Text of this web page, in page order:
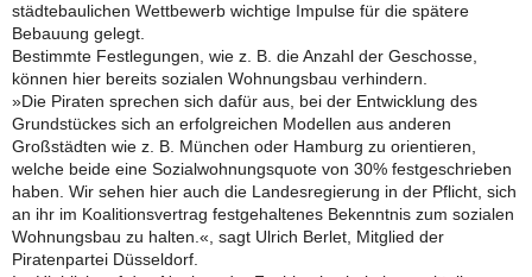
städtebaulichen Wettbewerb wichtige Impulse für die spätere
Bebauung gelegt.
Bestimmte Festlegungen, wie z. B. die Anzahl der Geschosse,
können hier bereits sozialen Wohnungsbau verhindern.
»Die Piraten sprechen sich dafür aus, bei der Entwicklung des
Grundstückes sich an erfolgreichen Modellen aus anderen
Großstädten wie z. B. München oder Hamburg zu orientieren,
welche beide eine Sozialwohnungsquote von 30% festgeschrieben
haben. Wir sehen hier auch die Landesregierung in der Pflicht, sich
an ihr im Koalitionsvertrag festgehaltenes Bekenntnis zum sozialen
Wohnungsbau zu halten.«, sagt Ulrich Berlet, Mitglied der
Piratenpartei Düsseldorf.